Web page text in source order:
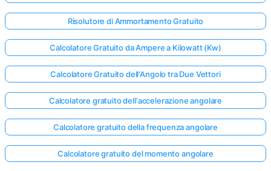
Risolutore di Ammortamento Gratuito
Calcolatore Gratuito da Ampere a Kilowatt (Kw)
Calcolatore Gratuito dell'Angolo tra Due Vettori
Calcolatore gratuito dell'accelerazione angolare
Calcolatore gratuito della frequenza angolare
Calcolatore gratuito del momento angolare